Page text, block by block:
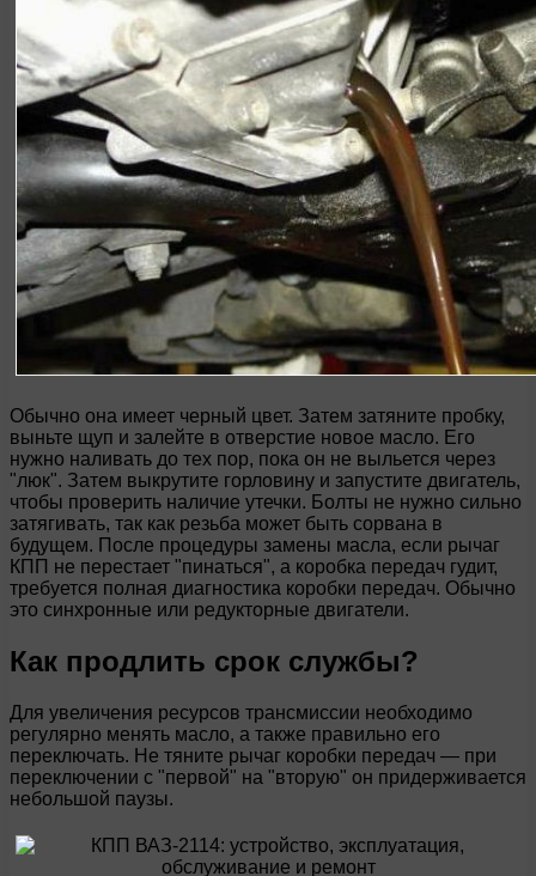
Обычно она имеет черный цвет. Затем затяните пробку,
выньте щуп и залейте в отверстие новое масло. Его
нужно наливать до тех пор, пока он не выльется через
"люк". Затем выкрутите горловину и запустите двигатель,
чтобы проверить наличие утечки. Болты не нужно сильно
затягивать, так как резьба может быть сорвана в
будущем. После процедуры замены масла, если рычаг
КПП не перестает "пинаться", а коробка передач гудит,
требуется полная диагностика коробки передач. Обычно
это синхронные или редукторные двигатели.
Как продлить срок службы?
Для увеличения ресурсов трансмиссии необходимо
регулярно менять масло, а также правильно его
переключать. Не тяните рычаг коробки передач — при
переключении с "первой" на "вторую" он придерживается
небольшой паузы.